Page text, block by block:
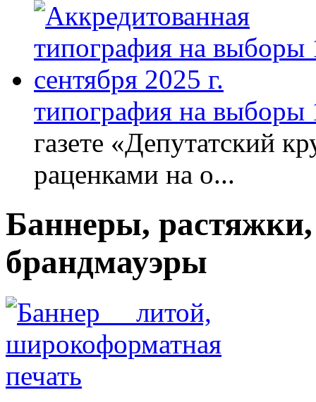
типография на выборы
газете «Депутатский
раценками на о...
Баннеры,
брандмауэры